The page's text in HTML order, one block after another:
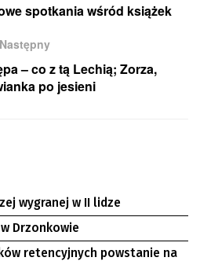
spotkania wśród książek
Następny
– co z tą Lechią; Zorza,
po jesieni
wygranej w II lidze
Drzonkowie
retencyjnych powstanie na